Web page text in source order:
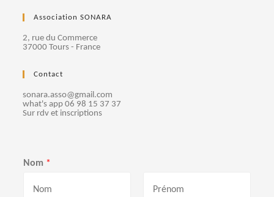
Association SONARA
2, rue du Commerce
37000 Tours - France
Contact
sonara.asso@gmail.com
what's app 06 98 15 37 37
Sur rdv et inscriptions
Nom *